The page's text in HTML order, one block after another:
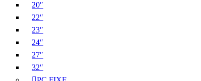
20″
22″
23″
24″
27″
32″